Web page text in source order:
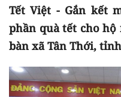
Tết Việt - Gắn kết
phần quà tết cho hộ
bàn xã Tân Thới,